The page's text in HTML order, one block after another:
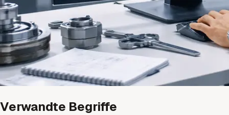
Verwandte Begriffe